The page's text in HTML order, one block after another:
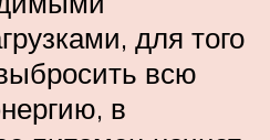
для того
всю
в